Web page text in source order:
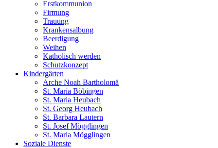
Erstkommunion
Firmung
Trauung
Krankensalbung
Beerdigung
Weihen
Katholisch werden
Schutzkonzept
Kindergärten
Arche Noah Bartholomä
St. Maria Böbingen
St. Maria Heubach
St. Georg Heubach
St. Barbara Lautern
St. Josef Mögglingen
St. Maria Mögglingen
Soziale Dienste